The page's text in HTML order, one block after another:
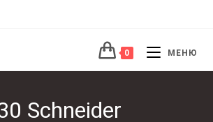
0 МЕНЮ
Schneider